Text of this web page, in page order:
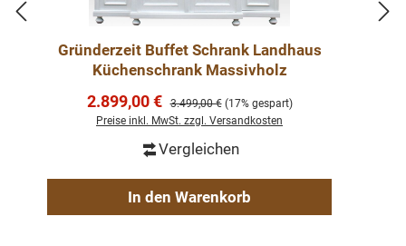
55 cm.
Weichholz Buffet
gewachst und aufpoliert
mit Innenausbau
Gründerzeit Buffet Schrank Landhaus
Küchenschrank Massivholz
Verkaufspreis:
2.899,00 € Regulärer Preis:
3.499,00 € (17% gespart)
Preise inkl. MwSt. zzgl. Versandkosten
Vergleichen
In den Warenkorb